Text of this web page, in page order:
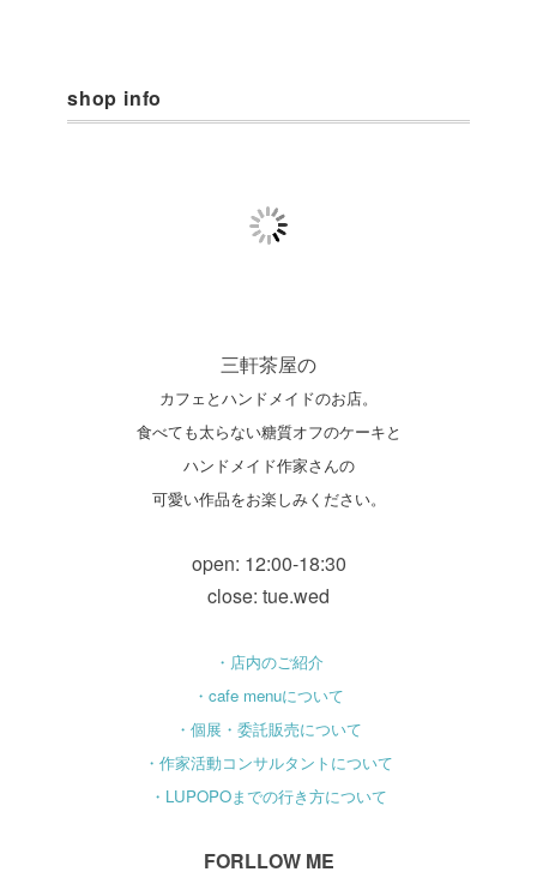
shop info
三軒茶屋の
カフェとハンドメイドのお店。
食べても太らない糖質オフのケーキと
ハンドメイド作家さんの
可愛い作品をお楽しみください。
open: 12:00-18:30
close: tue.wed
・店内のご紹介
・cafe menuについて
・個展・委託販売について
・作家活動コンサルタントについて
・LUPOPOまでの行き方について
FORLLOW ME